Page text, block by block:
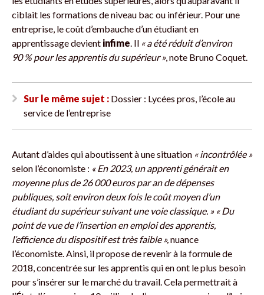
ciblait les formations de niveau bac ou inférieur. Pour une
entreprise, le coût d’embauche d’un étudiant en
apprentissage devient infime. Il « a été réduit d’environ
90 % pour les apprentis du supérieur », note Bruno Coquet.
Sur le même sujet : Dossier : Lycées pros, l’école au
service de l’entreprise
Autant d’aides qui aboutissent à une situation « incontrôlée »
selon l’économiste : « En 2023, un apprenti générait en
moyenne plus de 26 000 euros par an de dépenses
publiques, soit environ deux fois le coût moyen d’un
étudiant du supérieur suivant une voie classique. » « Du
point de vue de l’insertion en emploi des apprentis,
l’efficience du dispositif est très faible »,nuance
l’économiste. Ainsi, il propose de revenir à la formule de
2018, concentrée sur les apprentis qui en ont le plus besoin
pour s’insérer sur le marché du travail. Cela permettrait à